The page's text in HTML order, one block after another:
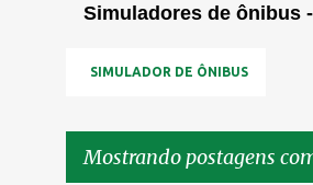
Simuladores de ônibus
SIMULADOR DE ÔNIBUS
Mostrando postagens